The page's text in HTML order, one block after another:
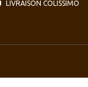
LIVRAISON COLISSIMO